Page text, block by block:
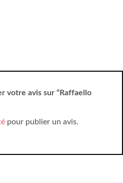
votre avis sur “Raffaello
pour publier un avis.